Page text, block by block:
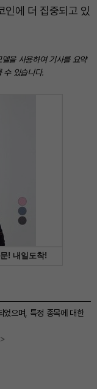
인에 더 집중되고 있
을 사용하여 기사를 요약
수 있습니다.
었으며, 특정 종목에 대한